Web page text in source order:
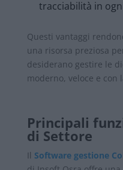
tracciabilità in
Questi vantaggi
una risorsa preziosa
desiderano gestire le
moderno, veloce e con
Principali
di Settore
Il Software gestione